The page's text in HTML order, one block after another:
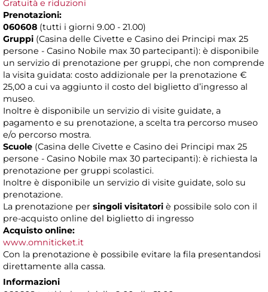
Gratuità e riduzioni
Prenotazioni:
060608 (tutti i giorni 9.00 - 21.00)
Gruppi (Casina delle Civette e Casino dei Principi max 25
persone - Casino Nobile max 30 partecipanti): è disponibile
un servizio di prenotazione per gruppi, che non comprende
la visita guidata: costo addizionale per la prenotazione €
25,00 a cui va aggiunto il costo del biglietto d’ingresso al
museo.
Inoltre è disponibile un servizio di visite guidate, a
pagamento e su prenotazione, a scelta tra percorso museo
e/o percorso mostra.
Scuole (Casina delle Civette e Casino dei Principi max 25
persone - Casino Nobile max 30 partecipanti): è richiesta la
prenotazione per gruppi scolastici.
Inoltre è disponibile un servizio di visite guidate, solo su
prenotazione.
La prenotazione per singoli visitatori è possibile solo con il
pre-acquisto online del biglietto di ingresso
Acquisto online:
www.omniticket.it
Con la prenotazione è possibile evitare la fila presentandosi
direttamente alla cassa.
Informazioni